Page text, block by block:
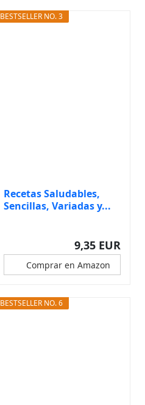
BESTSELLER NO. 3
Recetas Saludables,
Sencillas, Variadas y...
9,35 EUR
Comprar en Amazon
BESTSELLER NO. 6